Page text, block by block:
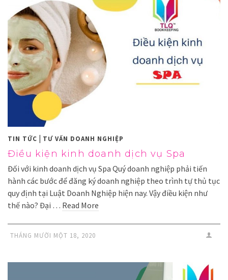
TIN TỨC | TƯ VẤN DOANH NGHIỆP
Điều kiện kinh doanh dịch vụ Spa
Đối với kinh doanh dịch vụ Spa Quý doanh nghiệp phải tiến
hành các bước để đăng ký doanh nghiệp theo trình tự thủ tục
quy định tại Luật Doanh Nghiệp hiện nay. Vậy điều kiện như
thế nào? Đại … Read More
THÁNG MƯỜI MỘT 18, 2020